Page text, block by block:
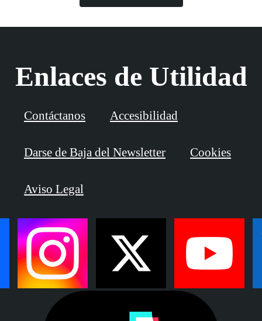
Enlaces de Utilidad
Contáctanos Accesibilidad
Darse de Baja del Newsletter Cookies
Aviso Legal